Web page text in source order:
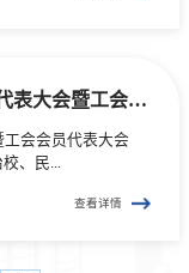
学校召开第四届教职工代表大会暨工会会员代表大会第二次会议...
会会员代表大会
校、民...
查看详情